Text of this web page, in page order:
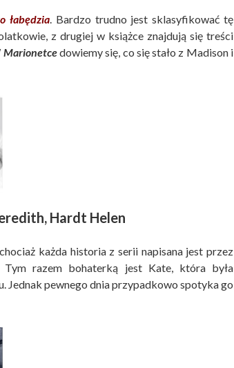
łabędzia. Bardzo trudno jest sklasyfikować tę
z drugiej w książce znajdują się treści
Marionetcedowiemy się, co się stało z Madison i
Hardt Helen
każda historia z serii napisana jest przez
Tym razem bohaterką jest Kate, która była
Jednak pewnego dnia przypadkowo spotyka go